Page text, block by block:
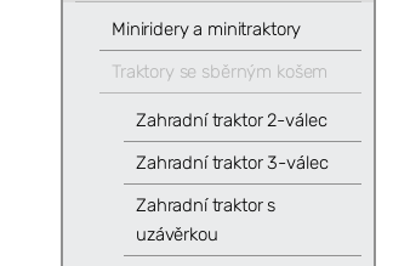
Miniridery a minitraktory
Traktory se sběrným košem
Zahradní traktor 2-válec
Zahradní traktor 3-válec
Zahradní traktor s
uzávěrkou